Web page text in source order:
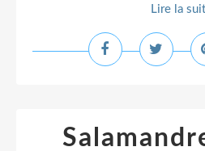
Lire la